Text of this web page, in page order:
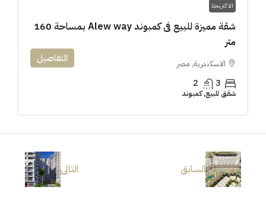
الاكثر بحثا
شقة مميزة للبيع فى كمبوند Alew way بمساحة 160
متر
الاسكندرية, مصر
3
2
شقق للبيع, كمبوند
التفاصيل
السابق التالى